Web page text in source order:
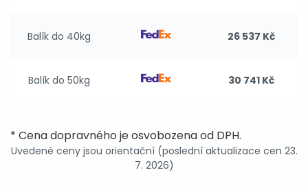
Balík do 40kg 26 537 Kč
Balík do 50kg 30 741 Kč
* Cena dopravného je osvobozena od DPH.
Uvedené ceny jsou orientační (poslední aktualizace cen 23.
7. 2026)